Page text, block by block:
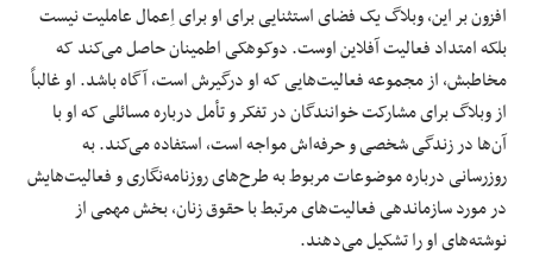
افزون بر این، وبلاگ یک فضای استثنایی برای او برای اِعمال عاملیت نیست
بلکه امتداد فعالیت آفلاین اوست. دوکوهکی اطمینان حاصل می‌کند که
مخاطبش، از مجموعه فعالیت‌هایی که او درگیرش است، آگاه باشد. او غالباً
از وبلاگ برای مشارکت خوانندگان در تفکر و تأمل درباره مسائلی که او با
آن‌ها در زندگی شخصی و حرفه‌اش مواجه است، استفاده می‌کند. به
روزرسانی‌ درباره موضوعات مربوط به طرح‌های روزنامه‌نگاری و فعالیت‌هایش
در مورد سازماندهی فعالیت‌های مرتبط با حقوق زنان، بخش مهمی از
نوشته‌های او را تشکیل می‌دهند.